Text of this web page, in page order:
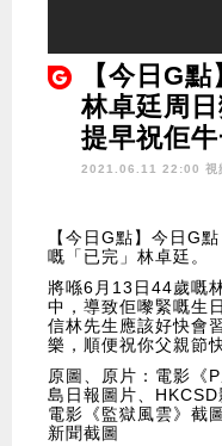
【今日G點
林卓廷周
提早祝佢牛
2021.06.11 22:00 視
【今日G點】今日G
嘅「已完」林卓廷。
將喺6月13日44歲嘅
中，導致佢嚟緊嘅生
信林先生應該好快會
樂，順便祝你父親節
原圖、原片：電影《
島日報圖片、HKCSD
電影《監獄風雲》截
新聞截圖